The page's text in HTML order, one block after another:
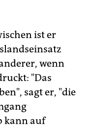
ist er
wenn
"Das
sagt er, "die
kann auf